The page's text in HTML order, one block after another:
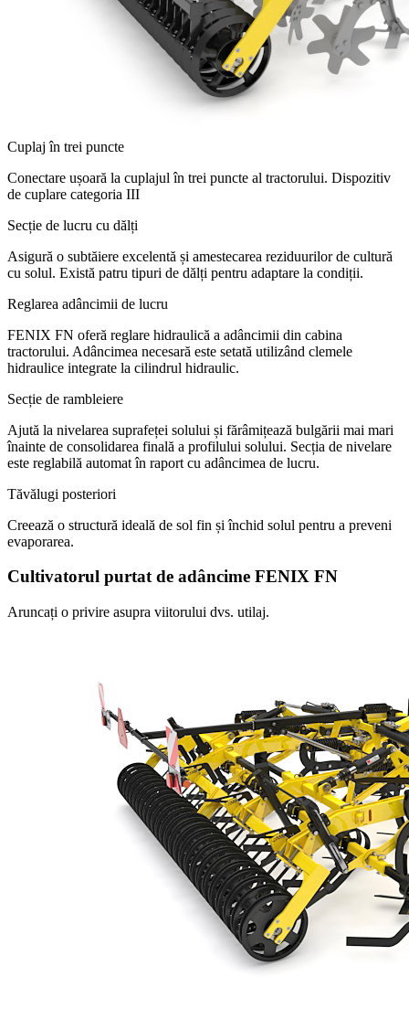
Cuplaj în trei puncte
Conectare ușoară la cuplajul în trei puncte al tractorului. Dispozitiv
de cuplare categoria III
Secție de lucru cu dălți
Asigură o subtăiere excelentă și amestecarea reziduurilor de cultură
cu solul. Există patru tipuri de dălți pentru adaptare la condiții.
Reglarea adâncimii de lucru
FENIX FN oferă reglare hidraulică a adâncimii din cabina
tractorului. Adâncimea necesară este setată utilizând clemele
hidraulice integrate la cilindrul hidraulic.
Secție de rambleiere
Ajută la nivelarea suprafeței solului și fărâmițează bulgării mai mari
înainte de consolidarea finală a profilului solului. Secția de nivelare
este reglabilă automat în raport cu adâncimea de lucru.
Tăvălugi posteriori
Creează o structură ideală de sol fin și închid solul pentru a preveni
evaporarea.
Cultivatorul purtat de adâncime FENIX FN
Aruncați o privire asupra viitorului dvs. utilaj.